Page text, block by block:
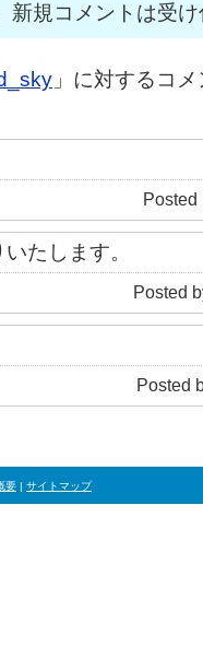
新規コメントは受
」に対するコ
Posted
たします。
Posted
Posted
要 | サイトマップ